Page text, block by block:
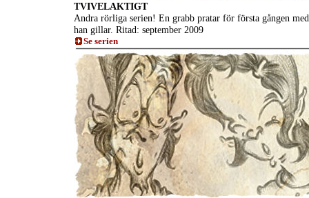
TVIVELAKTIGT
Andra rörliga serien! En grabb pratar för första gången
han gillar. Ritad: september 2009
Se serien